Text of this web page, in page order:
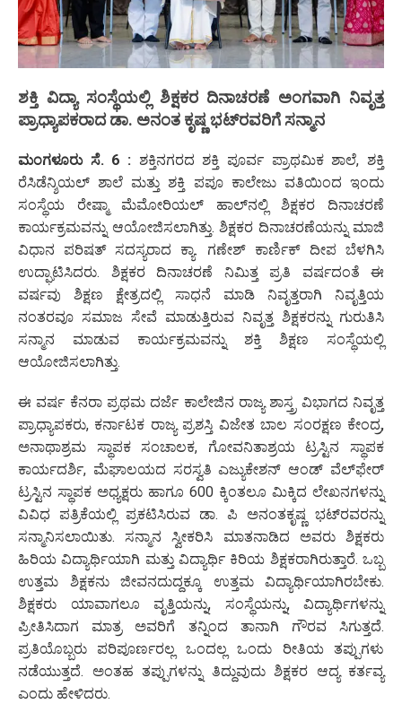
ಶಕ್ತಿ ವಿದ್ಯಾ ಸಂಸ್ಥೆಯಲ್ಲಿ ಶಿಕ್ಷಕರ ದಿನಾಚರಣೆ ಅಂಗವಾಗಿ ನಿವೃತ್ತ
ಪ್ರಾಧ್ಯಾಪಕರಾದ ಡಾ. ಅನಂತ ಕೃಷ್ಣ ಭಟ್‌ರವರಿಗೆ ಸನ್ಮಾನ
ಮಂಗಳೂರು ಸೆ. 6 : ಶಕ್ತಿನಗರದ ಶಕ್ತಿ ಪೂರ್ವ ಪ್ರಾಥಮಿಕ ಶಾಲೆ, ಶಕ್ತಿ
ರೆಸಿಡೆನ್ಶಿಯಲ್ ಶಾಲೆ ಮತ್ತು ಶಕ್ತಿ ಪಪೂ ಕಾಲೇಜು ವತಿಯಿಂದ ಇಂದು
ಸಂಸ್ಥೆಯ ರೇಷ್ಮಾ ಮೆಮೋರಿಯಲ್ ಹಾಲ್‌ನಲ್ಲಿ ಶಿಕ್ಷಕರ ದಿನಾಚರಣೆ
ಕಾರ್ಯಕ್ರಮವನ್ನು ಆಯೋಜಿಸಲಾಗಿತ್ತು. ಶಿಕ್ಷಕರ ದಿನಾಚರಣೆಯನ್ನು ಮಾಜಿ
ವಿಧಾನ ಪರಿಷತ್ ಸದಸ್ಯರಾದ ಕ್ಯಾ. ಗಣೇಶ್ ಕಾರ್ಣಿಕ್ ದೀಪ ಬೆಳಗಿಸಿ
ಉದ್ಘಾಟಿಸಿದರು. ಶಿಕ್ಷಕರ ದಿನಾಚರಣೆ ನಿಮಿತ್ತ ಪ್ರತಿ ವರ್ಷದಂತೆ ಈ
ವರ್ಷವು ಶಿಕ್ಷಣ ಕ್ಷೇತ್ರದಲ್ಲಿ ಸಾಧನೆ ಮಾಡಿ ನಿವೃತ್ತರಾಗಿ ನಿವೃತ್ತಿಯ
ನಂತರವೂ ಸಮಾಜ ಸೇವೆ ಮಾಡುತ್ತಿರುವ ನಿವೃತ್ತ ಶಿಕ್ಷಕರನ್ನು ಗುರುತಿಸಿ
ಸನ್ಮಾನ ಮಾಡುವ ಕಾರ್ಯಕ್ರಮವನ್ನು ಶಕ್ತಿ ಶಿಕ್ಷಣ ಸಂಸ್ಥೆಯಲ್ಲಿ
ಆಯೋಜಿಸಲಾಗಿತ್ತು.
ಈ ವರ್ಷ ಕೆನರಾ ಪ್ರಥಮ ದರ್ಜೆ ಕಾಲೇಜಿನ ರಾಜ್ಯ ಶಾಸ್ತ್ರ ವಿಭಾಗದ ನಿವೃತ್ತ
ಪ್ರಾಧ್ಯಾಪಕರು, ಕರ್ನಾಟಕ ರಾಜ್ಯ ಪ್ರಶಸ್ತಿ ವಿಜೇತ ಬಾಲ ಸಂರಕ್ಷಣ ಕೇಂದ್ರ,
ಅನಾಥಾಶ್ರಮ ಸ್ಥಾಪಕ ಸಂಚಾಲಕ, ಗೋವನಿತಾಶ್ರಯ ಟ್ರಸ್ಟಿನ ಸ್ಥಾಪಕ
ಕಾರ್ಯದರ್ಶಿ, ಮೆಘಾಲಯದ ಸರಸ್ವತಿ ಎಜ್ಯುಕೇಶನ್ ಆಂಡ್ ವೆಲ್‌ಫೇರ್
ಟ್ರಸ್ಟಿನ ಸ್ಥಾಪಕ ಅಧ್ಯಕ್ಷರು ಹಾಗೂ 600 ಕ್ಕಿಂತಲೂ ಮಿಕ್ಕಿದ ಲೇಖನಗಳನ್ನು
ವಿವಿಧ ಪತ್ರಿಕೆಯಲ್ಲಿ ಪ್ರಕಟಿಸಿರುವ ಡಾ. ಪಿ ಅನಂತಕೃಷ್ಣ ಭಟ್‌ರವರನ್ನು
ಸನ್ಮಾನಿಸಲಾಯಿತು. ಸನ್ಮಾನ ಸ್ವೀಕರಿಸಿ ಮಾತನಾಡಿದ ಅವರು ಶಿಕ್ಷಕರು
ಹಿರಿಯ ವಿದ್ಯಾರ್ಥಿಯಾಗಿ ಮತ್ತು ವಿದ್ಯಾರ್ಥಿ ಕಿರಿಯ ಶಿಕ್ಷಕರಾಗಿರುತ್ತಾರೆ. ಒಬ್ಬ
ಉತ್ತಮ ಶಿಕ್ಷಕನು ಜೀವನದುದ್ದಕ್ಕೂ ಉತ್ತಮ ವಿದ್ಯಾರ್ಥಿಯಾಗಿರಬೇಕು.
ಶಿಕ್ಷಕರು ಯಾವಾಗಲೂ ವೃತ್ತಿಯನ್ನು, ಸಂಸ್ಥೆಯನ್ನು, ವಿದ್ಯಾರ್ಥಿಗಳನ್ನು
ಪ್ರೀತಿಸಿದಾಗ ಮಾತ್ರ ಅವರಿಗೆ ತನ್ನಿಂದ ತಾನಾಗಿ ಗೌರವ ಸಿಗುತ್ತದೆ.
ಪ್ರತಿಯೊಬ್ಬರು ಪರಿಪೂರ್ಣರಲ್ಲ ಒಂದಲ್ಲ ಒಂದು ರೀತಿಯ ತಪ್ಪುಗಳು
ನಡೆಯುತ್ತದೆ. ಅಂತಹ ತಪ್ಪುಗಳನ್ನು ತಿದ್ದುವುದು ಶಿಕ್ಷಕರ ಆದ್ಯ ಕರ್ತವ್ಯ
ಎಂದು ಹೇಳಿದರು.